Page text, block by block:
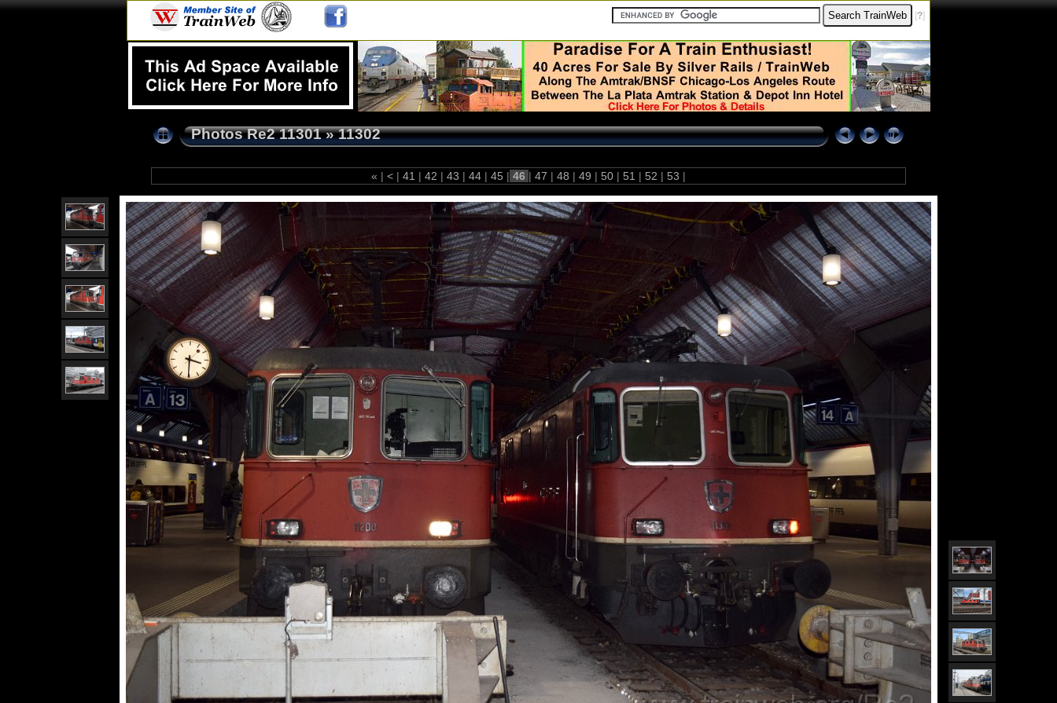
[?]
Photos Re2 11301»11302
« | < | 41 | 42 | 43 | 44 | 45 | 46 | 47 | 48 | 49 | 50 | 51 | 52 | 53 |